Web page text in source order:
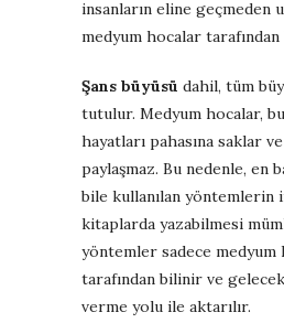
insanların eline geçmeden
medyum hocalar tarafından
Şans büyüsü dahil, tüm
tutulur. Medyum hocalar,
hayatları pahasına saklar
paylaşmaz. Bu nedenle, en
bile kullanılan yöntemlerin
kitaplarda yazabilmesi
yöntemler sadece medyum
tarafından bilinir ve
verme yolu ile aktarılır.